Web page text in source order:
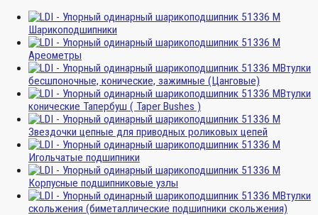
Шарикоподшипники
Ареометры
Втулки
бесшпоночные, конические, зажимные (Цанговые)
Втулки
конические Тапербуш ( Taper Bushes )
Звездочки цепные для приводных роликовых цепей
Игольчатые подшипники
Корпусные подшипниковые узлы
Втулки
скольжения (биметаллические подшипники скольжения)